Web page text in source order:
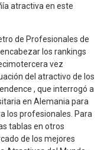
atractiva en este
de Profesionales de
los rankings
vez
del atractivo de los
, que interrogó a
en Alemania para
los profesionales. Para
tablas en otros
de los mejores